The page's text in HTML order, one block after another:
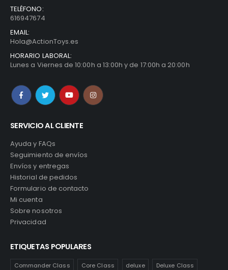
TELÉFONO:
616947674
EMAIL:
Hola@ActionToys.es
HORARIO LABORAL:
Lunes a Viernes de 10:00h a 13:00h y de 17:00h a 20:00h
SERVICIO AL CLIENTE
Ayuda y FAQs
Seguimiento de envíos
Envíos y entregas
Historial de pedidos
Formulario de contacto
Mi cuenta
Sobre nosotros
Privacidad
ETIQUETAS POPULARES
Commander Class Core Class deluxe Deluxe Class